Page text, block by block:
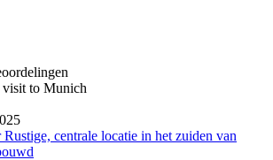
visit to Munich
centrale locatie in het zuiden van